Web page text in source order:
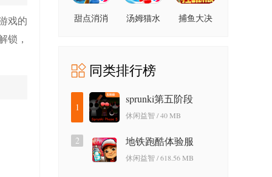
戏的
锁，
甜点消消
汤姆猫水
捕鱼大决
同类排行榜
1
sprunki第五阶段
休闲益智 / 40 MB
2 地铁跑酷体验服
休闲益智 / 618.56 MB